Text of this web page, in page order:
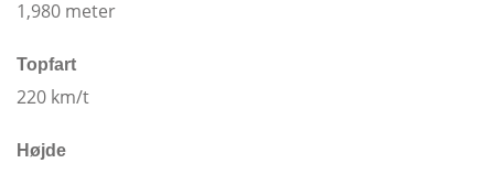
1,980 meter
Topfart
220 km/t
Højde